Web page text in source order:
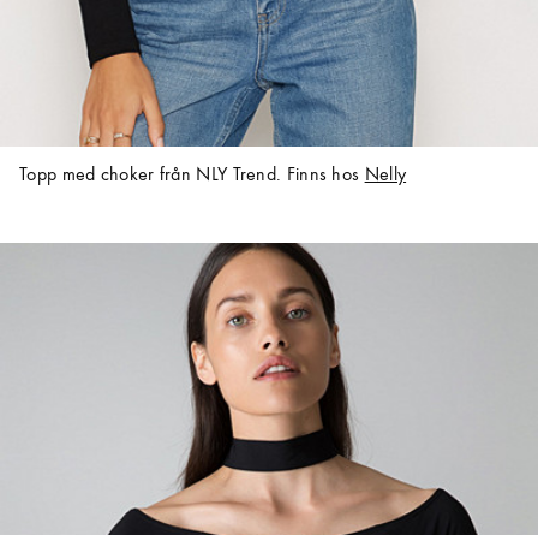
Topp med choker från NLY Trend. Finns hos Nelly